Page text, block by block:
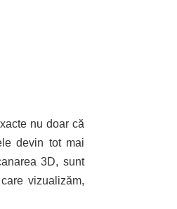
nu doar că
devin tot mai
3D, sunt
vizualizăm,